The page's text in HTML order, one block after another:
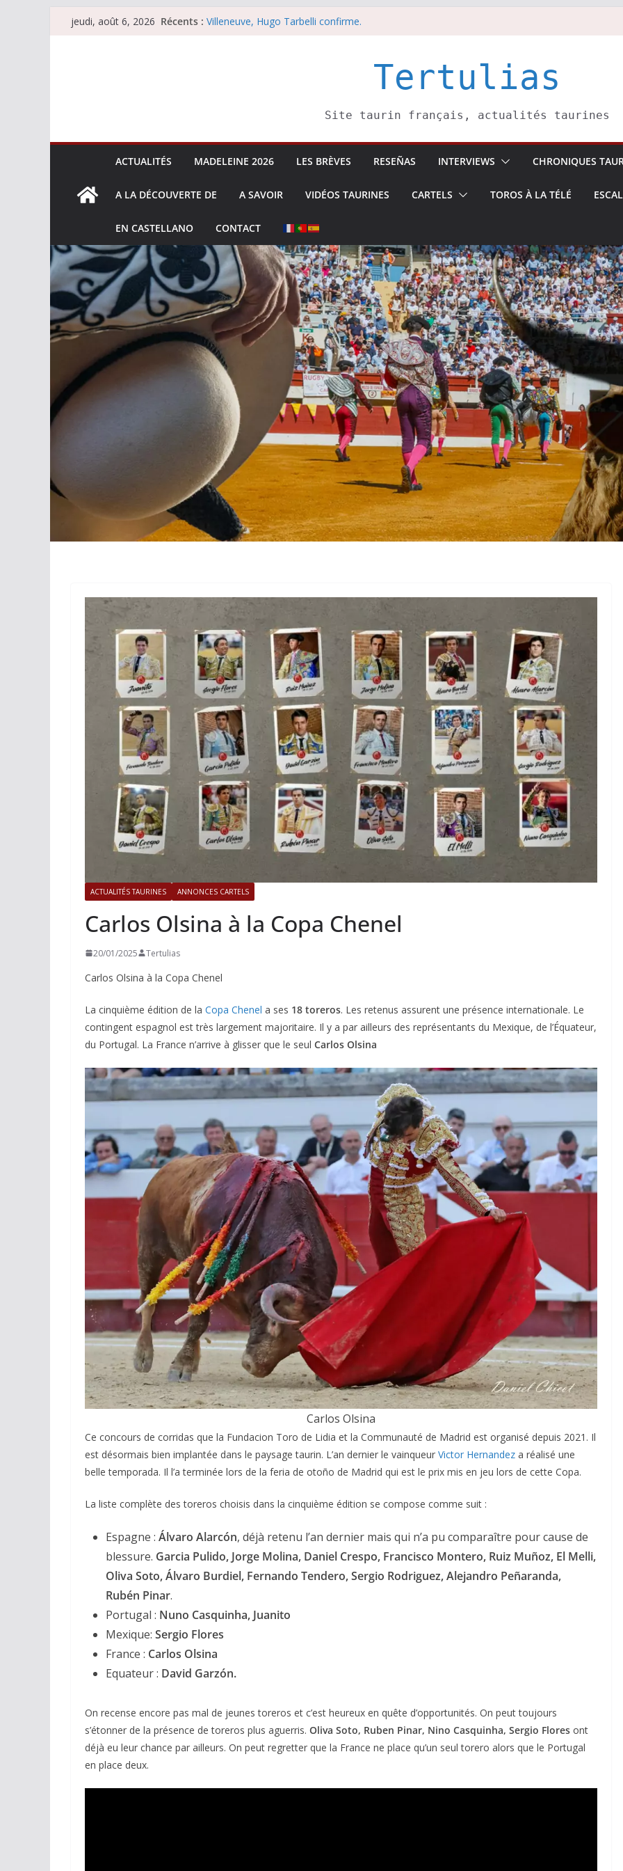
Passerjeudi, août 6, 2026 Récents : Villeneuve, Hugo Tarbelli confirme.
Tertulias
Site taurin français, actualités taurines
ACTUALITÉS MADELEINE 2026 LES BRÈVES RESEÑAS INTERVIEWS CHRONIQUES
A LA DÉCOUVERTE DE A SAVOIR VIDÉOS TAURINES CARTELS TOROS À LA TÉLÉ
EN CASTELLANO CONTACT
ACTUALITÉS TAURINES ANNONCES CARTELS
Carlos Olsina à la Copa Chenel
20/01/2025 Tertulias
Carlos Olsina à la Copa Chenel
La cinquième édition de la Copa Chenel a ses 18 toreros. Les retenus assurent une présence internationale. Le
contingent espagnol est très largement majoritaire. Il y a par ailleurs des représentants du Mexique, de l’Équateur,
du Portugal. La France n’arrive à glisser que le seul Carlos Olsina
Carlos Olsina
Ce concours de corridas que la Fundacion Toro de Lidia et la Communauté de Madrid est organisé depuis 2021. Il
est désormais bien implantée dans le paysage taurin. L’an dernier le vainqueur Victor Hernandez a réalisé une
belle temporada. Il l’a terminée lors de la feria de otoño de Madrid qui est le prix mis en jeu lors de cette Copa.
La liste complète des toreros choisis dans la cinquième édition se compose comme suit :
Espagne : Álvaro Alarcón, déjà retenu l’an dernier mais qui n’a pu comparaître pour cause de
blessure. Garcia Pulido, Jorge Molina, Daniel Crespo, Francisco Montero, Ruiz Muñoz, El Melli,
Oliva Soto, Álvaro Burdiel, Fernando Tendero, Sergio Rodriguez, Alejandro Peñaranda,
Rubén Pinar.
Portugal : Nuno Casquinha, Juanito
Mexique: Sergio Flores
France : Carlos Olsina
Equateur : David Garzón.
On recense encore pas mal de jeunes toreros et c’est heureux en quête d’opportunités. On peut toujours
s’étonner de la présence de toreros plus aguerris. Oliva Soto, Ruben Pinar, Nino Casquinha, Sergio Flores ont
déjà eu leur chance par ailleurs. On peut regretter que la France ne place qu’un seul torero alors que le Portugal
en place deux.
ACTUALITÉS TAURINES PHOTOS TAURINES 2026
Istres, l’ouverture en
photos
19/06/2026 Tertulias
ACTUALITÉS TAURINES PHOTOS TAURINES 2026
Bayonne, la corrida des
fêtes en photos
17/07/2026 Tertulias
ACTUALITÉS TAURINES
CHRONIQUES TAURINES 2026
Arles : au seuil des
espérances.
02/04/2026 Olivier Castelnau
ACTUALITÉS TAURINES
CHRONIQUES TAURINES 2026
ultimes émotions
18/06/2026 Olivier Castelnau